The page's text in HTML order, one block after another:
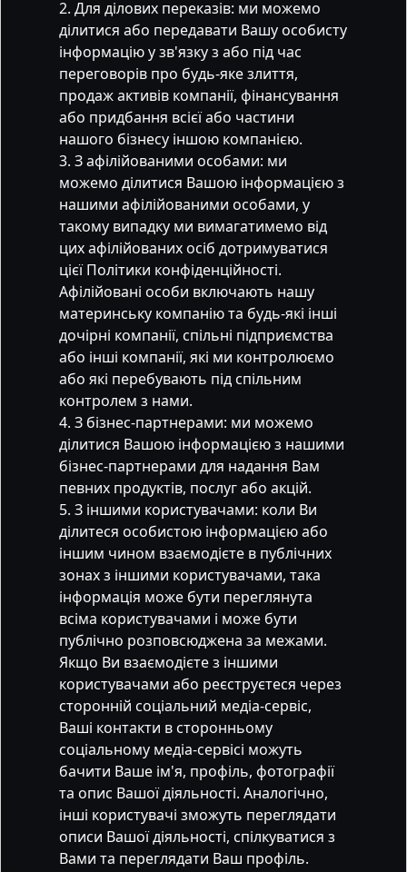
Для ділових переказів: ми можемо
ділитися або передавати Вашу особисту
інформацію у зв'язку з або під час
переговорів про будь-яке злиття,
продаж активів компанії, фінансування
або придбання всієї або частини
нашого бізнесу іншою компанією.
З афілійованими особами: ми
можемо ділитися Вашою інформацією з
нашими афілійованими особами, у
такому випадку ми вимагатимемо від
цих афілійованих осіб дотримуватися
цієї Політики конфіденційності.
Афілійовані особи включають нашу
материнську компанію та будь-які інші
дочірні компанії, спільні підприємства
або інші компанії, які ми контролюємо
або які перебувають під спільним
контролем з нами.
З бізнес-партнерами: ми можемо
ділитися Вашою інформацією з нашими
бізнес-партнерами для надання Вам
певних продуктів, послуг або акцій.
З іншими користувачами: коли Ви
ділитеся особистою інформацією або
іншим чином взаємодієте в публічних
зонах з іншими користувачами, така
інформація може бути переглянута
всіма користувачами і може бути
публічно розповсюджена за межами.
Якщо Ви взаємодієте з іншими
користувачами або реєструєтеся через
сторонній соціальний медіа-сервіс,
Ваші контакти в сторонньому
соціальному медіа-сервісі можуть
бачити Ваше ім'я, профіль, фотографії
та опис Вашої діяльності. Аналогічно,
інші користувачі зможуть переглядати
описи Вашої діяльності, спілкуватися з
Вами та переглядати Ваш профіль.